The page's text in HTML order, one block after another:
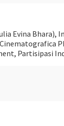
Evina Bhara),
Partisipasi